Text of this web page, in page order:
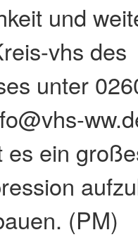
und
vhs des
unter
es ein
(PM)